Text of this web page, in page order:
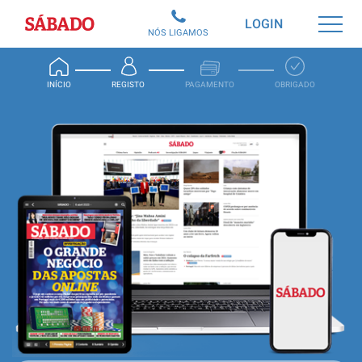
Sábado
INÍCIO REGISTO PAGAMENTO OBRIGADO
LOGIN
NÓS LIGAMOS